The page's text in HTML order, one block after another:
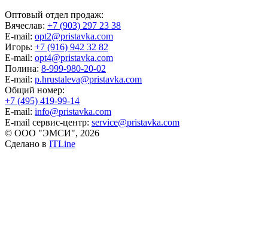
Оптовый отдел продаж:
Вячеслав: +7 (903) 297 23 38
E-mail: opt2@pristavka.com
Игорь: +7 (916) 942 32 82
E-mail: opt4@pristavka.com
Полина: 8-999-980-20-02
E-mail: p.hrustaleva@pristavka.com
Общий номер:
+7 (495) 419-99-14
E-mail: info@pristavka.com
E-mail сервис-центр: service@pristavka.com
© ООО "ЭМСИ", 2026
Сделано в ITLine